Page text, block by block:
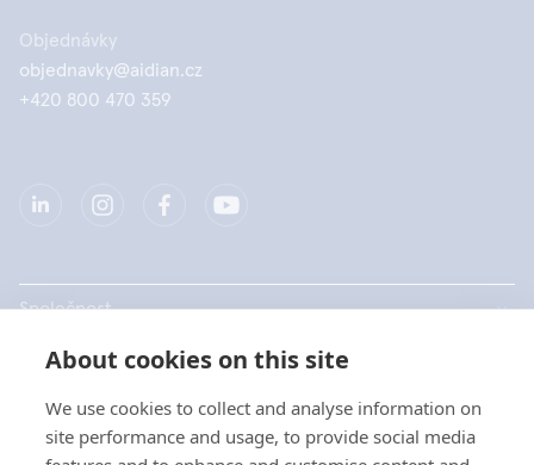
About cookies on this site
We use cookies to collect and analyse information on
site performance and usage, to provide social media
Objednávky
objednavky@aidian.cz
+420 800 470 359
Společnost
Produkty
Rychlé odkazy